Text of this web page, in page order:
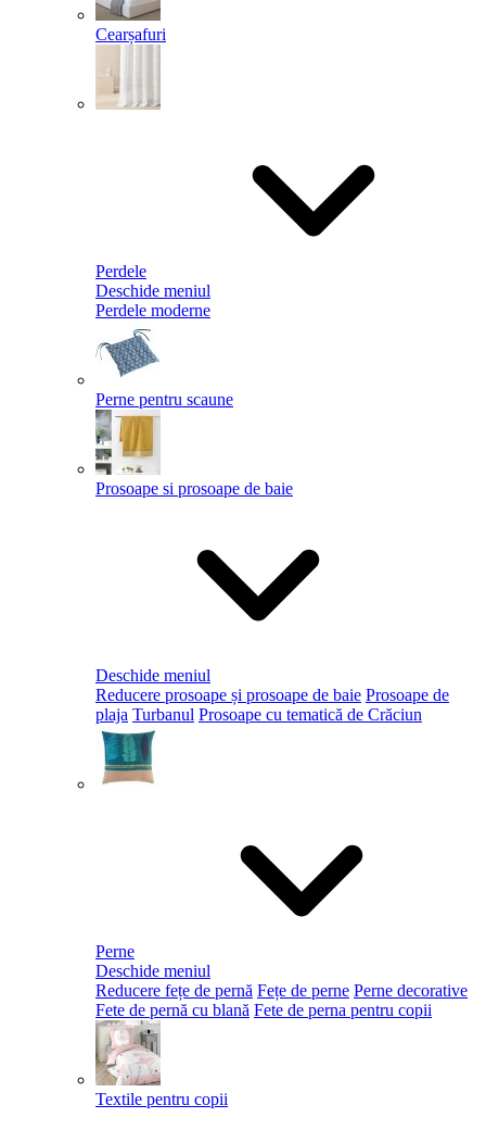
Cearșafuri
Perdele
Deschide meniul
Perdele moderne
Perne pentru scaune
Prosoape si prosoape de baie
Deschide meniul
Reducere prosoape și prosoape de baie Prosoape de
plaja Turbanul Prosoape cu tematică de Crăciun
Perne
Deschide meniul
Reducere fețe de pernă Fețe de perne Perne decorative
Fete de pernă cu blană Fete de perna pentru copii
Textile pentru copii